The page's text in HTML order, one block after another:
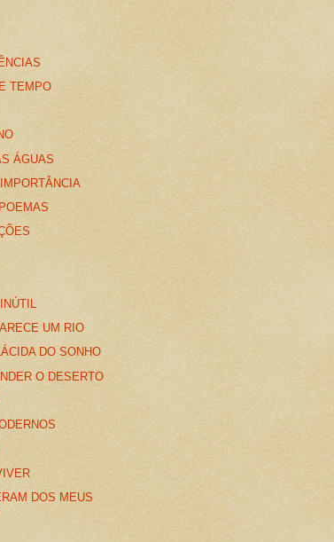
TEMPO
ÁGUAS
UM RIO
DO SONHO
O DESERTO
DOS MEUS